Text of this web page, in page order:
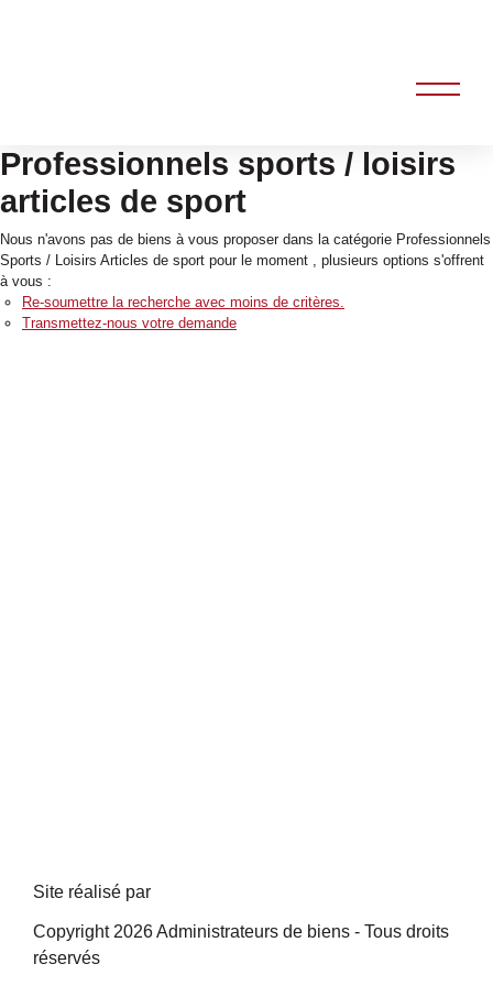
Professionnels sports / loisirs
articles de sport
Nous n'avons pas de biens à vous proposer dans la catégorie Professionnels
Sports / Loisirs Articles de sport pour le moment , plusieurs options s'offrent
à vous :
Re-soumettre la recherche avec moins de critères.
Transmettez-nous votre demande
Site réalisé par
Copyright 2026 Administrateurs de biens - Tous droits
réservés